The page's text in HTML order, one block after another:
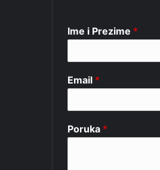
Ime i Prezime *
Email *
Poruka *